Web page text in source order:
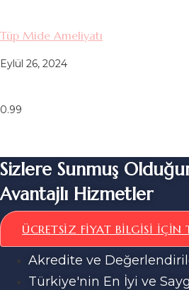
Tüp Mide Ameliyatı
Eylül 26, 2024
Sizlere Sunmuş
Avantajlı Hizmetler
ÜCRETSIZ FIYAT BILGISI İÇIN
Akredite ve
Türkiye'nin En İyi ve